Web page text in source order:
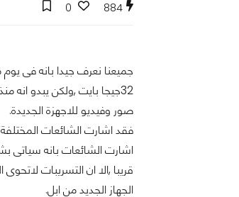
884
0
جميعنا نعرف جيدا بانه فى يوم
صور وفيديو للاجهزة الجديدة.
اشارت الشائعات بانه سياتى
الجهاز الجديد من ابل.